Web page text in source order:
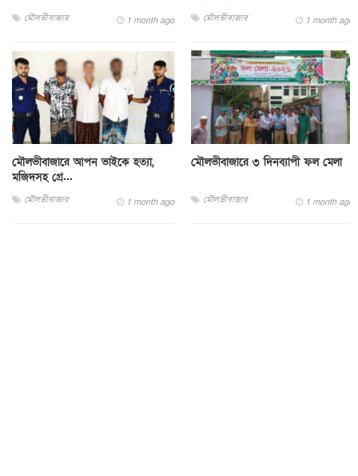
মৌলভীবাজার 1 month ago মৌলভীবাজার 1 month ago
মৌলভীবাজারে আপন ভাইকে হত্যা,
মজিদসহ গ্রে...
মৌলভীবাজার 1 month ago
মৌলভীবাজারে ৩ দিনব্যাপী ফল মেলা
মৌলভীবাজার 1 month ago